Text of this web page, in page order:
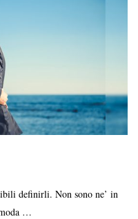
definirli. Non sono ne’ in
…